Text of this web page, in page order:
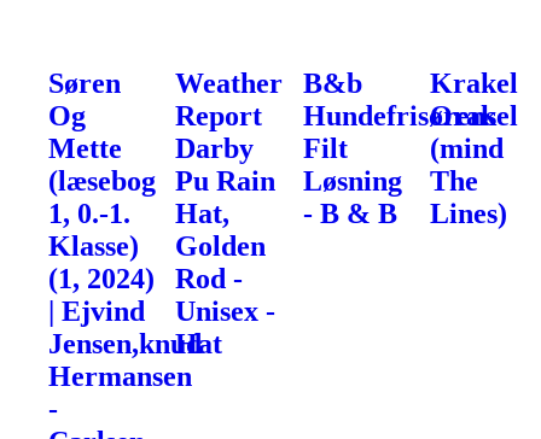
Søren
Og
Mette
(læsebog
1, 0.-1.
Klasse)
(1, 2024)
| Ejvind
Jensen,knud
Hermansen
-
Weather
Report
Darby
Pu Rain
Hat,
Golden
Rod -
Unisex -
Hat
B&b
Hundefrisørens
Filt
Løsning
- B & B
Krakel
Orakel
(mind
The
Lines)